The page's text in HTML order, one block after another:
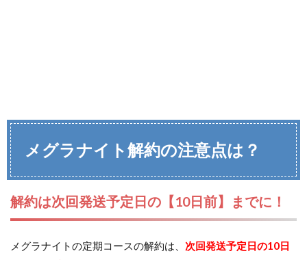
メグラナイト解約の注意点は？
解約は次回発送予定日の【10日前】までに！
メグラナイトの定期コースの解約は、 次回発送予定日の10日